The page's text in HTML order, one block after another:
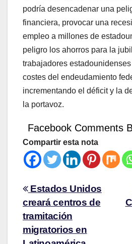
podría desencadenar una
financiera, provocar una
empleo a millones de
peligro los ahorros para la
trabajadores
costes del endeudamiento
incrementando el déficit y la
la portavoz.
Facebook Comments
Compartir esta nota
Estados Unidos
creará centros de
tramitación
migratorios en